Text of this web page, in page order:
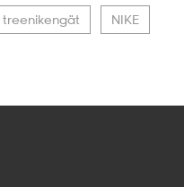
treenikengät NIKE